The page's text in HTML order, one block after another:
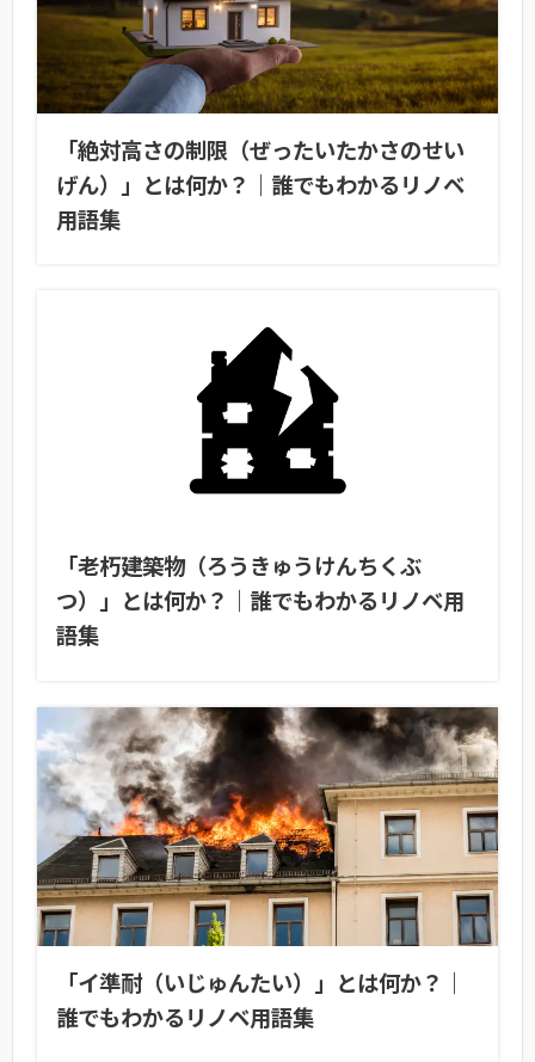
「絶対高さの制限（ぜったいたかさのせい
げん）」とは何か？｜誰でもわかるリノベ
用語集
「老朽建築物（ろうきゅうけんちくぶ
つ）」とは何か？｜誰でもわかるリノベ用
語集
「イ準耐（いじゅんたい）」とは何か？｜
誰でもわかるリノベ用語集